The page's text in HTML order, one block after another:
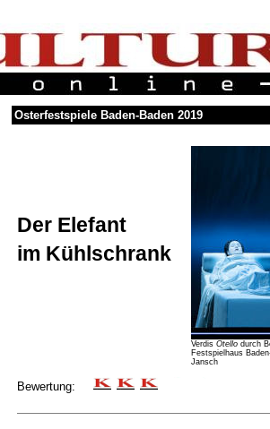
Osterfestspiele Baden-Baden 2019
Der Elefant
im Kühlschrank
Verdis Otellodurch
Festspielhaus
Jansch
Bewertung: